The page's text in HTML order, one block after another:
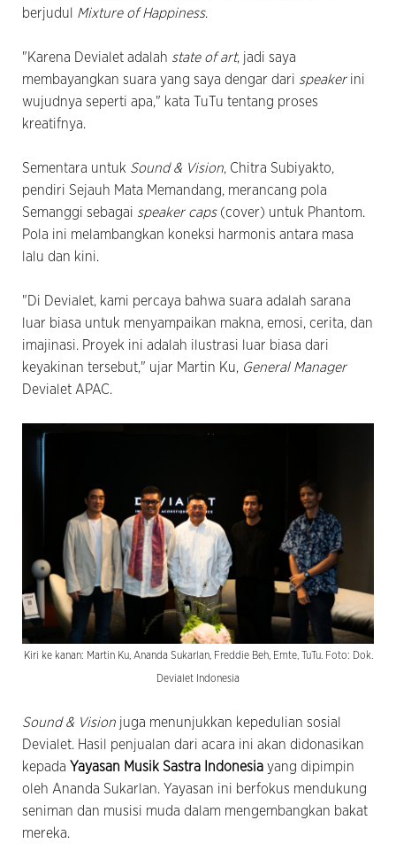
berjudul Mixture of Happiness.
"Karena Devialet adalah state of art, jadi saya
membayangkan suara yang saya dengar dari speakerini
wujudnya seperti apa," kata TuTu tentang proses
kreatifnya.
Sementara untuk Sound & Vision, Chitra Subiyakto,
pendiri Sejauh Mata Memandang, merancang pola
Semanggi sebagai speaker caps(cover) untuk Phantom.
Pola ini melambangkan koneksi harmonis antara masa
lalu dan kini.
"Di Devialet, kami percaya bahwa suara adalah sarana
luar biasa untuk menyampaikan makna, emosi, cerita, dan
imajinasi. Proyek ini adalah ilustrasi luar biasa dari
keyakinan tersebut," ujar Martin Ku, General Manager
Devialet APAC.
Kiri ke kanan: Martin Ku, Ananda Sukarlan, Freddie Beh, Emte, TuTu. Foto: Dok.
Devialet Indonesia
Sound & Vision juga menunjukkan kepedulian sosial
Devialet. Hasil penjualan dari acara ini akan didonasikan
kepada Yayasan Musik Sastra Indonesia yang dipimpin
oleh Ananda Sukarlan. Yayasan ini berfokus mendukung
seniman dan musisi muda dalam mengembangkan bakat
mereka.